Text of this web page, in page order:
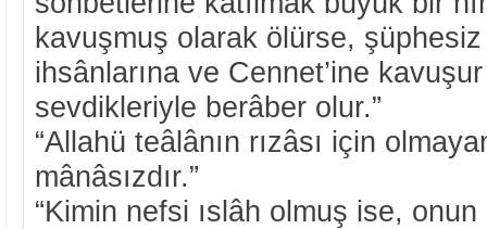
kavuşmuş olarak ölürse, şüphesiz
ihsânlarına ve Cennet’ine
sevdikleriyle berâber olur.”
“Allahü teâlânın rızâsı için
mânâsızdır.”
“Kimin nefsi ıslâh olmuş ise,